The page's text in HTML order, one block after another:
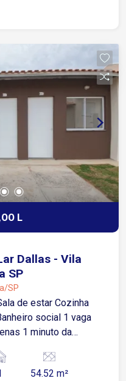
a tudo o que
é essencial para o dia a dia. Agende sua visita!
L
Dallas - Vila
SP
SP
social 1 vaga
54.52 m²